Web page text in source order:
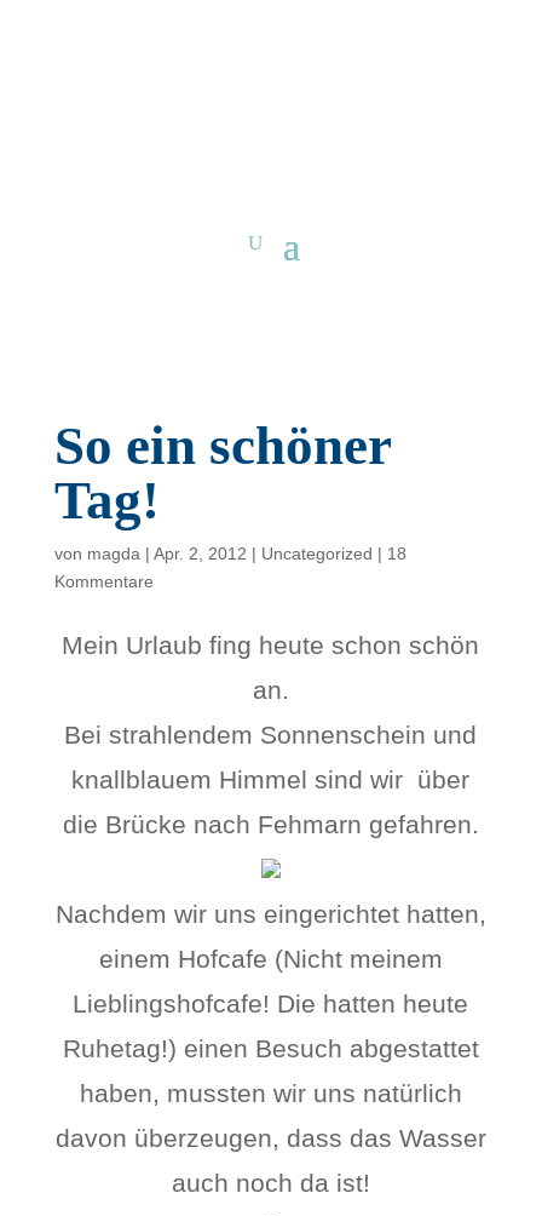
So ein schöner
Tag!
von magda | Apr. 2, 2012 | Uncategorized | 18
Kommentare
Mein Urlaub fing heute schon schön
an.
Bei strahlendem Sonnenschein und
knallblauem Himmel sind wir über
die Brücke nach Fehmarn gefahren.
Nachdem wir uns eingerichtet hatten,
einem Hofcafe (Nicht meinem
Lieblingshofcafe! Die hatten heute
Ruhetag!) einen Besuch abgestattet
haben, mussten wir uns natürlich
davon überzeugen, dass das Wasser
auch noch da ist!